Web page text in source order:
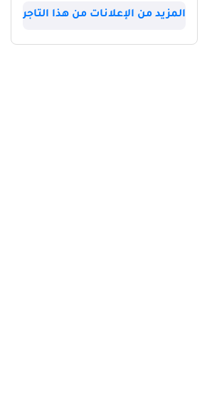
المزيد من الإعلانات من هذا التاجر
مما يُغنيك عن الانتظار الطويل في صالات
مقارنةً بالطرازات الأساسية، مما يجعلها خياراً
المدينة أو للاستخدام العائلي. يُعد اللون الرمادي
في سوق دول مجلس التعاون الخليجي، حيث يتميز
مع الحفاظ على قيمة إعادة بيع عالية
السيارات المستعملة. صُمم محركها سعة
مما يجعلها واحدة من أكثر سيارات
المنطقة اليوم. بالنسبة للمشتري في الإمارات
التعاون الخليجي عموماً، تكمن الميزة
تويوتا الأسطورية وأحدث التصاميم
الفئة. تُحقق هذه السيارة توازناً مثالياً بين
دول مجلس التعاون الخليجي، حيث يصل
يمنحك ميزة كبيرة، سواءً من حيث سلامة
أو من حيث إمكانية إعادة بيعها مستقبلًا.
فإن اقتناء سيارة بمسافة مقطوعة حديثة